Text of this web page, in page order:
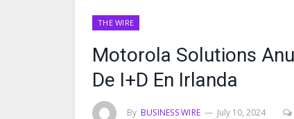
THE WIRE
Motorola Solutions
De I+D En Irlanda
By BUSINESS WIRE July 10, 2024